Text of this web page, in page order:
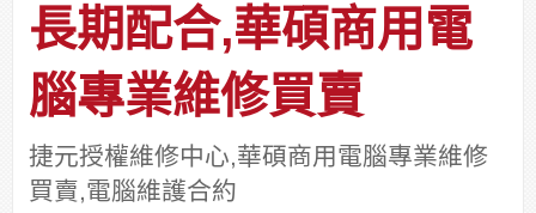
長期配合,華碩商用電
腦專業維修買賣
捷元授權維修中心,華碩商用電腦專業維修
買賣,電腦維護合約